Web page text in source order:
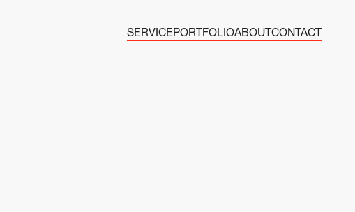
SERVICEPORTFOLIOABOUTCONTACT